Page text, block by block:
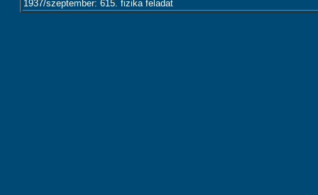
1937/szeptember: 615. fizika feladat